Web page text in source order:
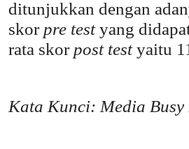
ditunjukkan dengan
skor pre testyang
rata skor post testyaitu
Kata Kunci: Media